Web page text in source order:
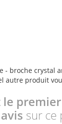
broche
autre produit
le
sur ce